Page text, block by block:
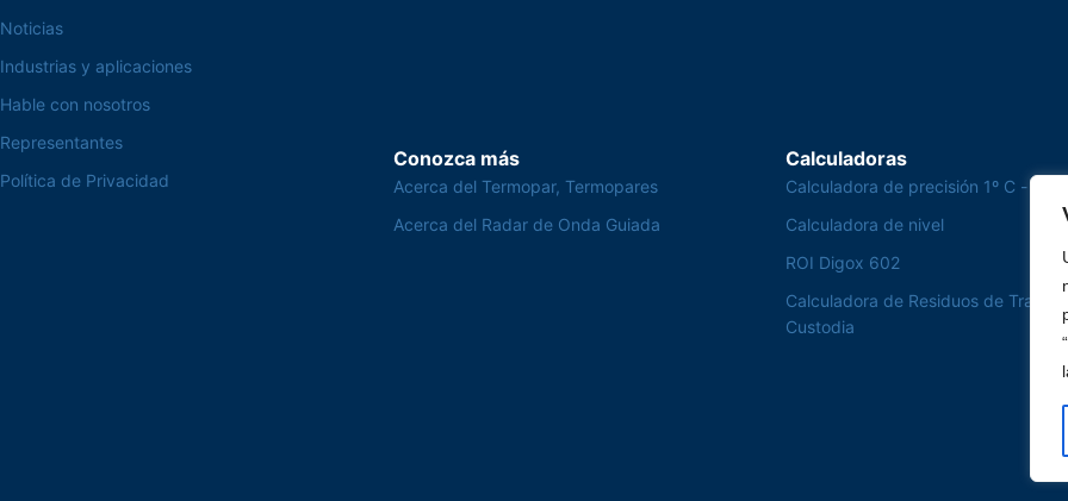
Noticias
Industrias y aplicaciones
Hable con nosotros
Representantes
Política de Privacidad
Conozca más
Acerca del Termopar, Termopares
Acerca del Radar de Onda Guiada
Calculadoras
Calculadora de precisión 1º C -
Calculadora de nivel
ROI Digox 602
Calculadora de Residuos de
Custodia